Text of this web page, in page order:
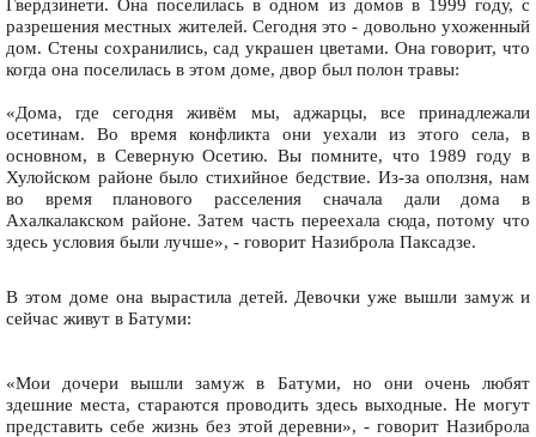
Гвердзинети. Она поселилась в одном из домов в 1999 году, с
разрешения местных жителей. Сегодня это - довольно ухоженный
дом. Стены сохранились, сад украшен цветами. Она говорит, что
когда она поселилась в этом доме, двор был полон травы:
«Дома, где сегодня живём мы, аджарцы, все принадлежали
осетинам. Во время конфликта они уехали из этого села, в
основном, в Северную Осетию. Вы помните, что 1989 году в
Хулойском районе было стихийное бедствие. Из-за оползня, нам
во время планового расселения сначала дали дома в
Ахалкалакском районе. Затем часть переехала сюда, потому что
здесь условия были лучше», - говорит Назиброла Паксадзе.
В этом доме она вырастила детей. Девочки уже вышли замуж и
сейчас живут в Батуми:
«Мои дочери вышли замуж в Батуми, но они очень любят
здешние места, стараются проводить здесь выходные. Не могут
представить себе жизнь без этой деревни», - говорит Назиброла